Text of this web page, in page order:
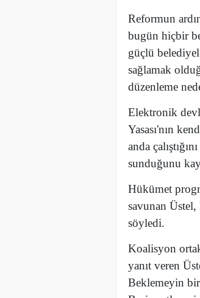
Reformun
bugün hiçbir
güçlü
sağlamak
düzenleme
Elektronik
Yasası'nın
anda
sunduğunu
Hükümet
savunan
söyledi.
Koalisyon
yanıt veren
Beklemeyin